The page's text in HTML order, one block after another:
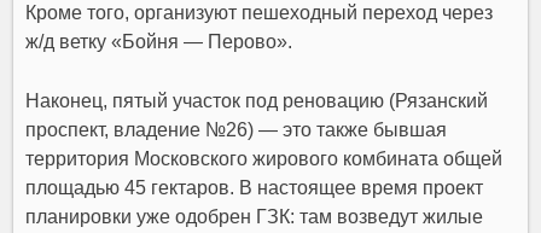
Кроме того, организуют пешеходный переход через
ж/д ветку «Бойня — Перово».
Наконец, пятый участок под реновацию (Рязанский
проспект, владение №26) — это также бывшая
территория Московского жирового комбината общей
площадью 45 гектаров. В настоящее время проект
планировки уже одобрен ГЗК: там возведут жилые